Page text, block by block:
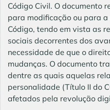
Código Civil. O documento
para modificação ou para
Código, tendo em vista as
sociais decorrentes dos
necessidade de que o
mudanças. O documento
dentre as quais aquelas
personalidade (Título II do
afetados pela revolução